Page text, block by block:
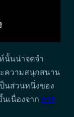
นั้นน่าจดจำ
ความสนุกสนาน
นส่วนหนึ่งของ
เนื่องจาก การ